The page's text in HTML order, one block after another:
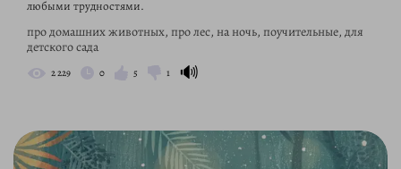
любыми трудностями.
про домашних животных, про лес, на ночь, поучительные, для
детского сада
2 229 0 5 1 🔊